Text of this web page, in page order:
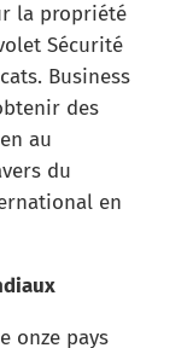
la propriété
Sécurité
Business
des
au
du
en
onze pays